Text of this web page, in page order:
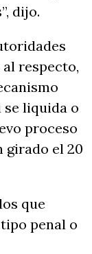
dijo.
respecto,
liquida o
proceso
girado el 20
que
penal o